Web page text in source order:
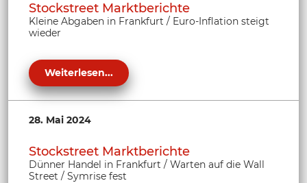
Stockstreet Marktberichte
Kleine Abgaben in Frankfurt / Euro-Inflation steigt
wieder
Weiterlesen...
28. Mai 2024
Stockstreet Marktberichte
Dünner Handel in Frankfurt / Warten auf die Wall
Street / Symrise fest